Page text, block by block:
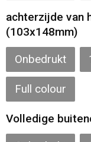
achterzijde van
(103x148mm)
Onbedrukt
Full colour
Volledige